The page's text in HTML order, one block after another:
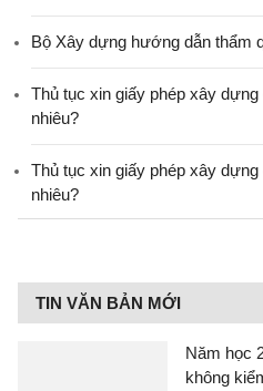
Bộ Xây dựng hướng dẫn thẩm
Thủ tục xin giấy phép xây
nhiêu?
Thủ tục xin giấy phép xây
nhiêu?
TIN VĂN BẢN MỚI
Năm học
không